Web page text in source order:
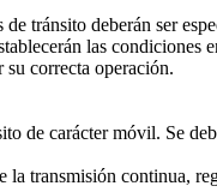
tránsito deberán ser
las condiciones
correcta operación.
de carácter móvil. Se
la transmisión continua,